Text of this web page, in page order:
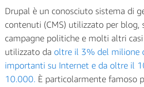
Drupal è un conosciuto sistema di
contenuti (CMS) utilizzato per blog,
campagne politiche e molti altri
utilizzato da oltre il 3% del milione
importanti su Internet e da oltre il
10.000. È particolarmente famoso